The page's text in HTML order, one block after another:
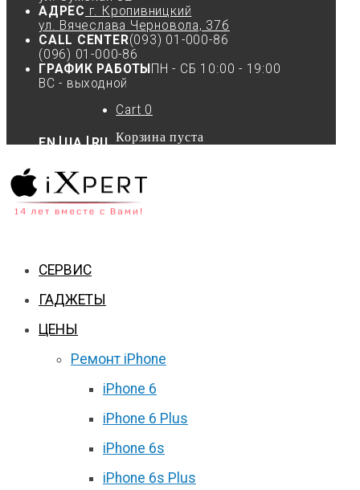
АДРЕС г. Кропивницкий
ул. Вячеслава Черновола, 37б
CALL CENTER(093) 01-000-86
(096) 01-000-86
ГРАФИК РАБОТЫ ПН - СБ 10:00 - 19:00
ВС - выходной
EN UA RU
Cart 0
Корзина пуста
СЕРВИС
ГАДЖЕТЫ
ЦЕНЫ
Ремонт iPhone
iPhone 6
iPhone 6 Plus
iPhone 6s
iPhone 6s Plus